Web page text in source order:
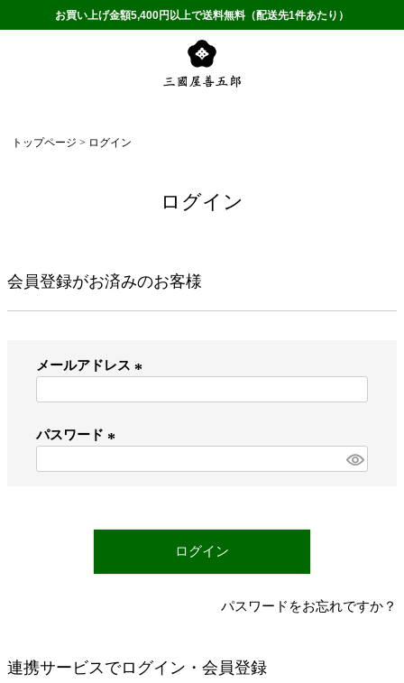
お買い上げ金額5,400円以上で送料無料（配送先1件あたり）
トップページ ログイン
ログイン
会員登録がお済みのお客様
メールアドレス
パスワード
)
ログイン
パスワードをお忘れですか？
連携サービスでログイン・会員登録